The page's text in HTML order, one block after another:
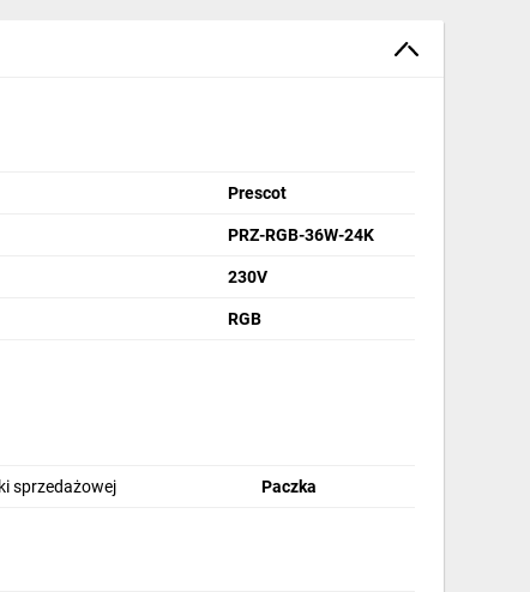
Prescot
PRZ-RGB-36W-24K
230V
RGB
sprzedażowej Paczka